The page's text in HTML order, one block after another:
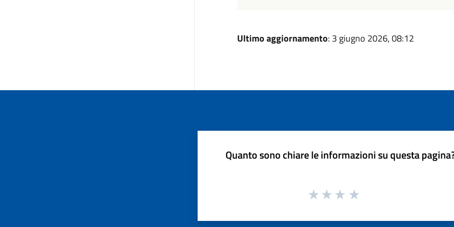
Ultimo aggiornamento: 3 giugno 2026, 08:12
Quanto sono chiare le informazioni su questa